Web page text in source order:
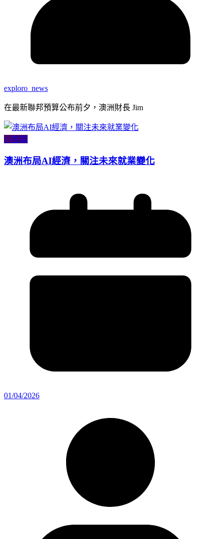
exploro_news
在最新聯邦預算公布前夕，澳洲財長 Jim
小智識
澳洲布局AI經濟，關注未來就業變化
01/04/2026